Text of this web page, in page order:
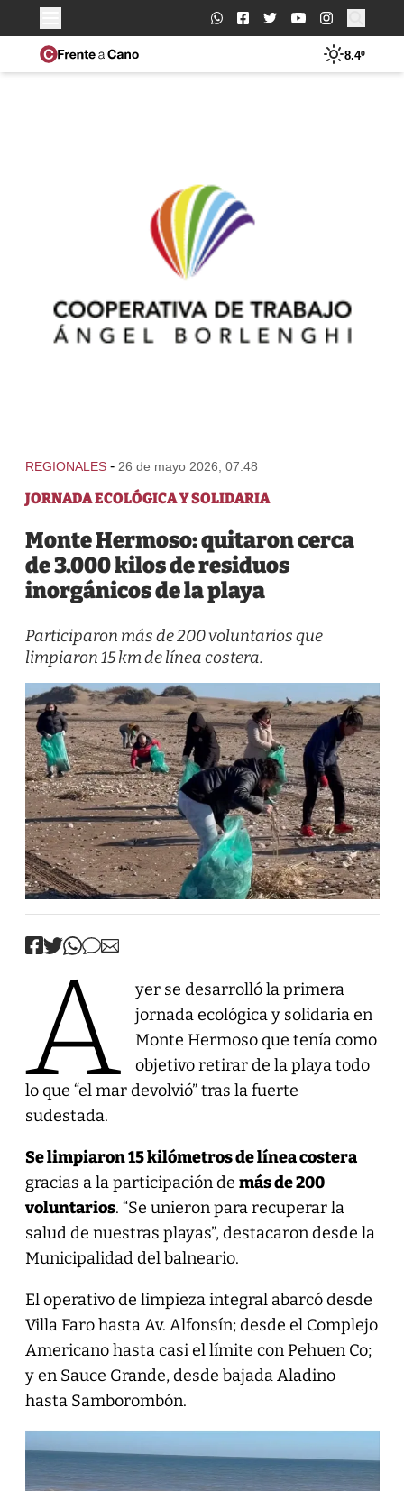
Buscar:
8.4º
REGIONALES - 26 de mayo 2026, 07:48
JORNADA ECOLÓGICA Y SOLIDARIA
Monte Hermoso: quitaron cerca
de 3.000 kilos de residuos
inorgánicos de la playa
Participaron más de 200 voluntarios que
limpiaron 15 km de línea costera.
A
yer se desarrolló la primera
jornada ecológica y solidaria en
Monte Hermoso que tenía como
objetivo retirar de la playa todo
lo que “el mar devolvió” tras la fuerte
sudestada.
Se limpiaron 15 kilómetros de línea costera
gracias a la participación de más de 200
voluntarios. “Se unieron para recuperar la
salud de nuestras playas”, destacaron desde la
Municipalidad del balneario.
​El operativo de limpieza integral abarcó desde
Villa Faro hasta Av. Alfonsín; desde el Complejo
Americano hasta casi el límite con Pehuen Co;
y en Sauce Grande, desde bajada Aladino
hasta Samborombón.